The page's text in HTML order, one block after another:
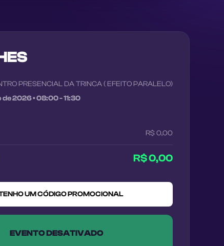
PRESENCIAL DA TRINCA ( EFEITO PARALELO)
de 2026•08:00 - 11:30
R$ 0,00
R$ 0,00
UM CÓDIGO PROMOCIONAL
EVENTO DESATIVADO